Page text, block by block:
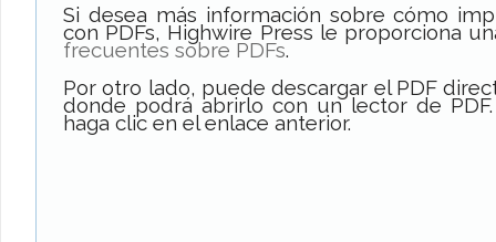
Si desea más información sobre cómo
con PDFs, Highwire Press le proporciona
frecuentes sobre PDFs.
Por otro lado, puede descargar el PDF
donde podrá abrirlo con un lector de PDF.
haga clic en el enlace anterior.